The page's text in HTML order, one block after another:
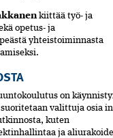
kiittää työ- ja
opetus- ja
yhteistoiminnasta
on
valittuja osia
kuten
ja